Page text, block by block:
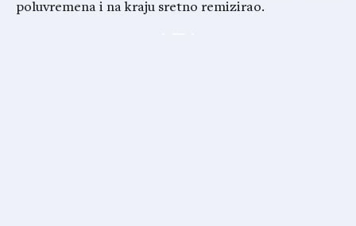
poluvremena i na kraju sretno remizirao.